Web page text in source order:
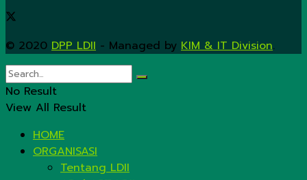
© 2020 DPP LDII - Managed by KIM & IT Division.
No Result
View All Result
HOME
ORGANISASI
Tentang LDII